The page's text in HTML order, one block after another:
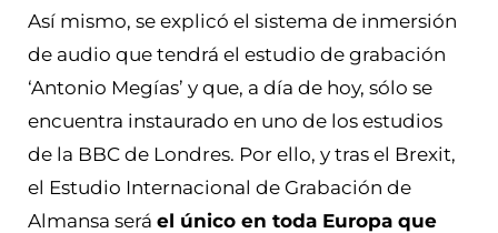
Así mismo, se explicó el sistema de inmersión
de audio que tendrá el estudio de grabación
‘Antonio Megías’ y que, a día de hoy, sólo se
encuentra instaurado en uno de los estudios
de la BBC de Londres. Por ello, y tras el Brexit,
el Estudio Internacional de Grabación de
Almansa será el único en toda Europa que